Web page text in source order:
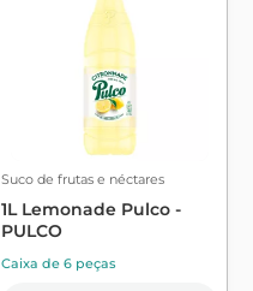
Suco de frutas e néctares
1L Lemonade Pulco -
PULCO
Caixa de 6 peças